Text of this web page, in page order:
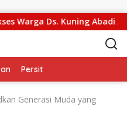
Ds. Kuning Abadi Aceh
Persit
Generasi Muda yang